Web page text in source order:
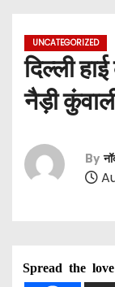
UNCATEGORIZED
दिल्ली
नैड़ी
By
Spread the love